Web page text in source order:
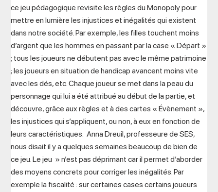
ce jeu pédagogique revisite les règles du Monopoly pour
mettre en lumière les injustices et inégalités qui existent
dans notre société. Par exemple, les filles touchent moins
d’argent que les hommes en passant par la case « Départ »
; tous les joueurs ne débutent pas avec le même patrimoine
; les joueurs en situation de handicap avancent moins vite
avec les dés, etc. Chaque joueur se met dans la peau du
personnage qui lui a été attribué au début de la partie, et
découvre, grâce aux règles et à des cartes « Évènement »,
les injustices qui s’appliquent, ou non, à eux en fonction de
leurs caractéristiques. Anna Dreuil, professeure de SES,
nous disait il y a quelques semaines beaucoup de bien de
ce jeu. Le jeu » n’est pas déprimant car il permet d’aborder
des moyens concrets pour corriger les inégalités. Par
exemple la fiscalité : sur certaines cases certains joueurs